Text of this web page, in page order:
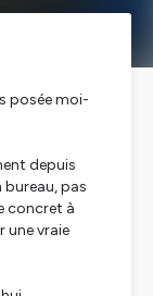
posée moi-
depuis
bureau, pas
concret à
une vraie